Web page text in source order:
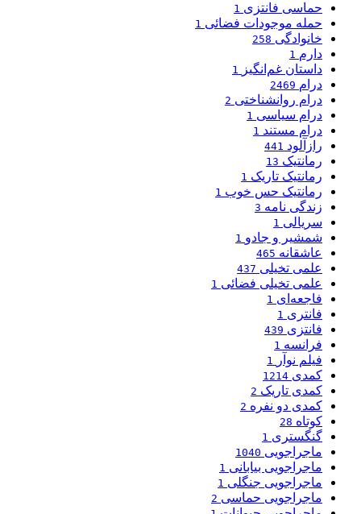
حماسی فانتزی 1
حمله موجودات فضائی 1
خانوادگی 258
دارم 1
داستان غم‌انگیز 1
درام 2469
درام روانشناختی 2
درام سیاسی 1
درام مستند 1
رازآلود 441
رمانتیک 13
رمانتیک تاریک 1
رمانتیک حس خوب 1
زندگی نامه 3
سریالی 1
شمشیر و جادو 1
عاشقانه 465
علمی تخیلی 437
علمی تخیلی فضائی 1
فاجعه‌ای 1
فانتری 1
فانتزی 439
فرانسه 1
فیلم نوآر 1
کمدی 1214
کمدی تاریک 2
کمدی دو نفره 2
کوتاه 28
گنگستری 1
ماجراجویی 1040
ماجراجویی بیابانی 1
ماجراجویی جنگلی 1
ماجراجویی حماسی 2